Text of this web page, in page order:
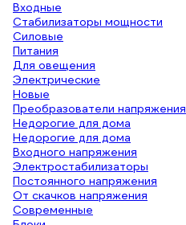
Входные
Стабилизаторы мощности
Силовые
Питания
Для овещения
Электрические
Новые
Преобразователи напряжения
Недорогие для дома
Недорогие для дома
Входного напряжения
Электростабилизаторы
Постоянного напряжения
От скачков напряжения
Современные